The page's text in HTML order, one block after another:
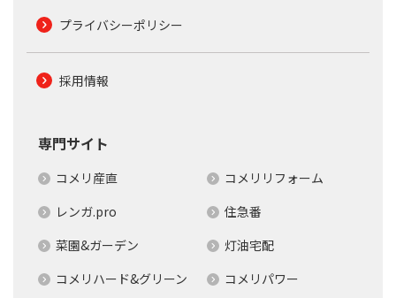
プライバシーポリシー
採用情報
専門サイト
コメリ産直
コメリリフォーム
レンガ.pro
住急番
菜園&ガーデン
灯油宅配
コメリハード&グリーン
コメリパワー